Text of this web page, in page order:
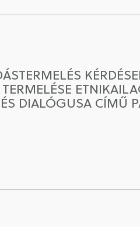
DIALÓGUSA CÍMŰ